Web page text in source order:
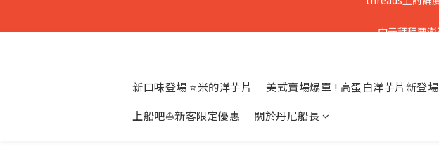
新口味登場 ⭐米的洋芋片 美式賣場爆單 ! 高蛋白洋芋片新登場
上船吧⛵新客限定優惠
關於丹尼船長